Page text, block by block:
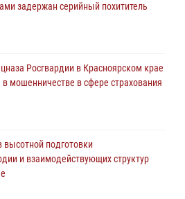
задержан серийный похититель
Росгвардии в Красноярском крае
мошенничестве в сфере страхования
высотной подготовки
и взаимодействующих структур